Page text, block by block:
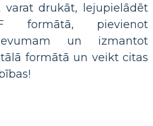
varat drukāt, lejupielādēt
formātā, pievienot
un izmantot
formātā un veikt citas